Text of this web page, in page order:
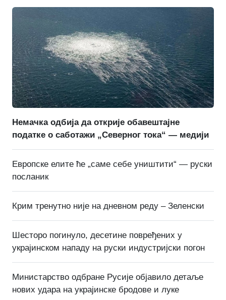
Немачка одбија да открије обавештајне
податке о саботажи „Северног тока“ — медији
Европске елите ће „саме себе уништити“ — руски
посланик
Крим тренутно није на дневном реду – Зеленски
Шесторо погинуло, десетине повређених у
украјинском нападу на руски индустријски погон
Министарство одбране Русије објавило детаље
нових удара на украјинске бродове и луке